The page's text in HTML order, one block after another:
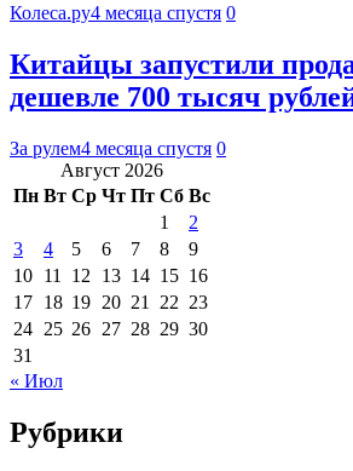
Колеса.ру4 месяца спустя 0
Китайцы запустили
дешевле 700 тысяч
За рулем4 месяца спустя 0
Август 2026
Пн Вт Ср Чт Пт Сб Вс
1
2
3
4 5 6 7 8
9
10 11 12 13 14 15 16
17 18 19 20 21 22 23
24 25 26 27 28 29 30
31
« Июл
Рубрики